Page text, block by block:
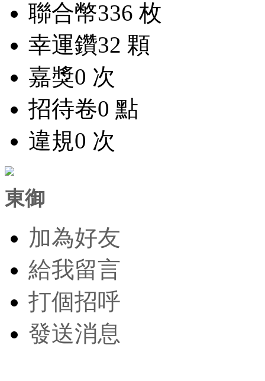
聯合幣336 枚
幸運鑽32 顆
嘉獎0 次
招待卷0 點
違規0 次
東御
加為好友
給我留言
打個招呼
發送消息